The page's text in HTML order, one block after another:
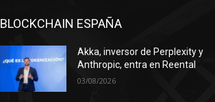
BLOCKCHAIN ESPAÑA
Akka, inversor de Perplexity y
Anthropic, entra en Reental
03/08/2026